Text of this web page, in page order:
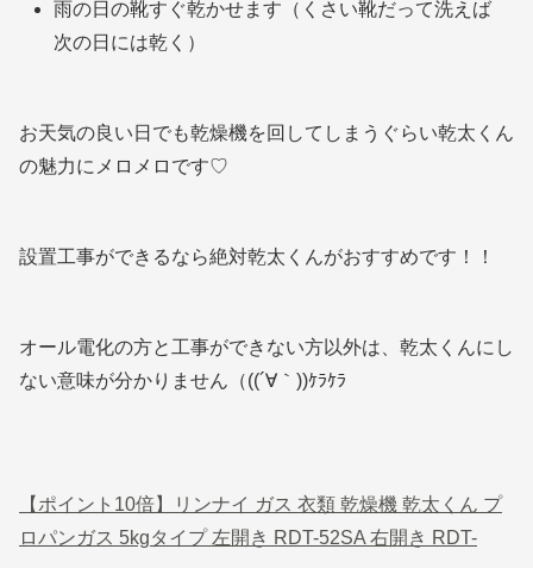
雨の日の靴すぐ乾かせます（くさい靴だって洗えば
次の日には乾く）
お天気の良い日でも乾燥機を回してしまうぐらい乾太くん
の魅力にメロメロです♡
設置工事ができるなら絶対乾太くんがおすすめです！！
オール電化の方と工事ができない方以外は、乾太くんにし
ない意味が分かりません（((´∀｀))ｹﾗｹﾗ
【ポイント10倍】リンナイ ガス 衣類 乾燥機 乾太くん プ
ロパンガス 5kgタイプ 左開き RDT-52SA 右開き RDT-